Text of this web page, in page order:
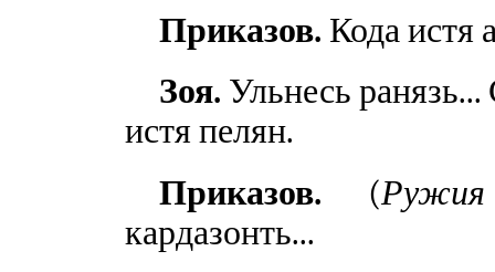
Приказов. Кода истя
Зоя. Ульнесь
истя пелян.
Приказов. (
кардазонть...